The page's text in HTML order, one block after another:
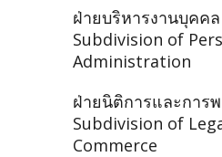
ฝ่ายบริหารงานบุคคล
Subdivision of
Administration
ฝ่ายนิติการและการ
Subdivision of
Commerce